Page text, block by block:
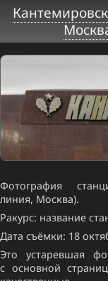
Фотография
линия, Москва).
Ракурс: название
Дата съёмки: 18
Это устаревшая
с основной